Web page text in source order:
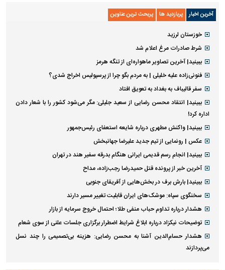
آخرین اخبار پربازدید ها پربحث ترین عناوین
خوزستان لرزید
شرط صادرات مرغ اعلام شد
ببینید| آخرین تصاویر ماهواره‌ای از تنگه‌ هرمز
فنونی‌زاده علیه خلیلی | به مردم بگو چرا از پرسپولیس اخراج شدی؟
سفر قالیباف به بغداد به تعویق افتاد
ببینید| انتقاد محسن رضایی از سعید جلیلی: مگر می‌شود کشور را با شعار دادن
اداره کرد!
ببینید| واکنش مطهری درباره شایعه استعفای رئیس‌جمهور
عکس | رونمایی از تیم جدید علیرضا جهانبخش
ببینید| انجام رسم قدیمی ایرانی هنگام بدرقه سفیر هند در تهران
آخرین خبر از پرونده قتل حمیدرضا رجب‌زاده، مداح
ببینید| بارش برف در بخش‌هایی از آفریقای جنوبی
سخنگوی سپاه: موشک‌های ایران قابلیت تغییر مسیر دارند
هشدار درباره تداوم حباب منفی طلا؛ احتمال خروج سرمایه از بازار
توضیحات نیکزاد درباره ابلاغ شرایط اضطرار برگزاری جلسات علنی از سوی شعام
هشدار حسام‌الدین آشنا به محسن رضایی: هزینه بی‌تصمیمی را چند نسل
می‌پردازند